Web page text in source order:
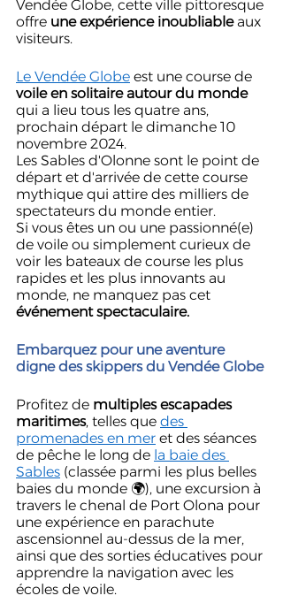
Vendée Globe, cette ville pittoresque
offre une expérience inoubliable aux
visiteurs.
Le Vendée Globe est une course de
voile en solitaire autour du monde
qui a lieu tous les quatre ans,
prochain départ le dimanche 10
novembre 2024.
Les Sables d'Olonne sont le point de
départ et d'arrivée de cette course
mythique qui attire des milliers de
spectateurs du monde entier.
Si vous êtes un ou une passionné(e)
de voile ou simplement curieux de
voir les bateaux de course les plus
rapides et les plus innovants au
monde, ne manquez pas cet
événement spectaculaire.
Embarquez pour une aventure
digne des skippers du Vendée Globe
Profitez de multiples escapades
maritimes, telles que des
promenades en mer et des séances
de pêche le long de la baie des
Sables (classée parmi les plus belles
baies du monde 🌍), une excursion à
travers le chenal de Port Olona pour
une expérience en parachute
ascensionnel au-dessus de la mer,
ainsi que des sorties éducatives pour
apprendre la navigation avec les
écoles de voile.